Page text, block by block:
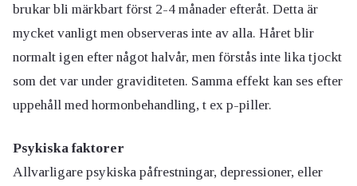
brukar bli märkbart först 2-4 månader efteråt. Detta är
mycket vanligt men observeras inte av alla. Håret blir
normalt igen efter något halvår, men förstås inte lika tjockt
som det var under graviditeten. Samma effekt kan ses efter
uppehåll med hormonbehandling, t ex p-piller.
Psykiska faktorer
Allvarligare psykiska påfrestningar, depressioner, eller